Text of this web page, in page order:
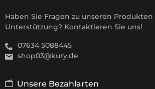
Haben Sie Fragen zu unseren
Unterstützung? Kontaktieren Sie uns!
07634 5088445
shop03@kury.de
Unsere Bezahlarten